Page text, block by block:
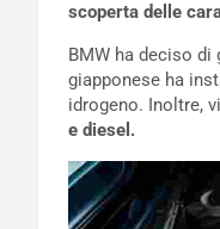
scoperta delle
BMW ha deciso
giapponese ha
idrogeno. Inoltre,
e diesel.